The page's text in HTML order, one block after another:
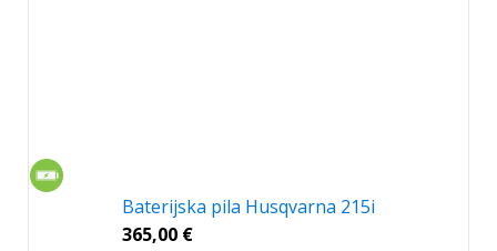
Baterijska pila Husqvarna 215i
365,00 €